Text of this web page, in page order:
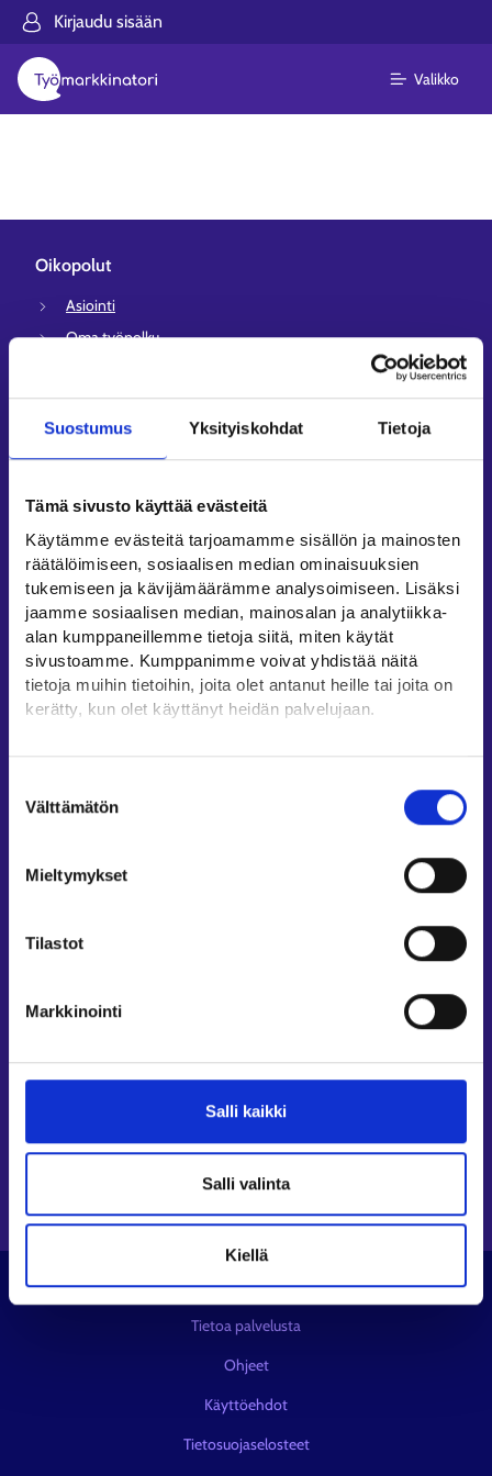
Suostumus Yksityiskohdat Tietoja
Tämä sivusto käyttää evästeitä
Käytämme evästeitä tarjoamamme sisällön ja mainosten
räätälöimiseen, sosiaalisen median ominaisuuksien
tukemiseen ja kävijämäärämme analysoimiseen. Lisäksi
jaamme sosiaalisen median, mainosalan ja analytiikka-
alan kumppaneillemme tietoja siitä, miten käytät
sivustoamme. Kumppanimme voivat yhdistää näitä
tietoja muihin tietoihin, joita olet antanut heille tai joita on
kerätty, kun olet käyttänyt heidän palvelujaan.
Löydät tietoa evästeiden käyttötarkoituksista
Lue tarkemmin
valinta
Välttämätön
Mieltymykset
Tilastot
Markkinointi
Salli kaikki
Salli valinta
Kiellä
Kirjaudu sisään
Valikko
Oikopolut
Asiointi
Oma työpolku
Avoimet työpaikat
Tietoa muilla kielillä
Työllisyysalueiden yhteystiedot
Sähköisen asioinnin tuki
Työttömyysturvaneuvonta
Yritys- ja työnantaja-asiakkaan neuvontapalvelut
Asiointi- ja Oma työpolku -osioiden ohjeet
Tuki ja palaute
Työ- ja elinkeinoministeriö⁠
Osaamispolku⁠
Seuraa meitä
LinkedIn⁠
Youtube⁠
© KEHA-keskus
Tietoa palvelusta
Ohjeet
Käyttöehdot
Tietosuojaselosteet